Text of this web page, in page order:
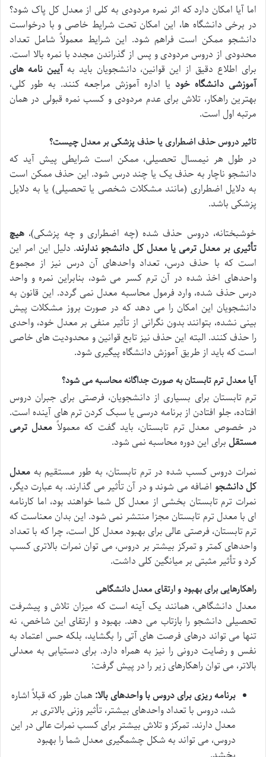
اما آیا امکان دارد که اثر نمره مردودی به کلی از معدل کل پاک شود؟
در برخی دانشگاه ها، این امکان تحت شرایط خاصی و با درخواست
دانشجو ممکن است فراهم شود. این شرایط معمولاً شامل تعداد
محدودی از دروس مردودی و پس از گذراندن مجدد با نمره بالا است.
برای اطلاع دقیق از این قوانین، دانشجویان باید بهآیین نامه های
آموزشی دانشگاه خود یا اداره آموزش مراجعه کنند. به طور کلی،
بهترین راهکار، تلاش برای عدم مردودی و کسب نمره قبولی در همان
مرتبه اول است.
تاثیر دروس حذف اضطراری یا حذف پزشکی بر معدل چیست؟
در طول هر نیمسال تحصیلی، ممکن است شرایطی پیش آید که
دانشجو ناچار به حذف یک یا چند درس شود. این حذف ممکن است
به دلایل اضطراری (مانند مشکلات شخصی یا تحصیلی) یا به دلایل
پزشکی باشد.
خوشبختانه، دروس حذف شده (چه اضطراری و چه پزشکی)، هیچ
تأثیری بر معدل ترمی یا معدل کل دانشجو ندارند. دلیل این امر این
است که با حذف درس، تعداد واحدهای آن درس نیز از مجموع
واحدهای اخذ شده در آن ترم کسر می شود، بنابراین نمره و واحد
درس حذف شده، وارد فرمول محاسبه معدل نمی گردد. این قانون به
دانشجویان این امکان را می دهد که در صورت بروز مشکلات پیش
بینی نشده، بتوانند بدون نگرانی از تأثیر منفی بر معدل خود، واحدی
را حذف کنند. البته این حذف نیز تابع قوانین و محدودیت های خاصی
است که باید از طریق آموزش دانشگاه پیگیری شود.
آیا معدل ترم تابستان به صورت جداگانه محاسبه می شود؟
ترم تابستان برای بسیاری از دانشجویان، فرصتی برای جبران دروس
افتاده، جلو افتادن از برنامه درسی یا سبک کردن ترم های آینده است.
در خصوص معدل ترم تابستان، باید گفت که معمولاً معدل ترمی
مستقل برای این دوره محاسبه نمی شود.
نمرات دروس کسب شده در ترم تابستان، به طور مستقیم به معدل
کل دانشجو اضافه می شوند و در آن تأثیر می گذارند. به عبارت دیگر،
نمرات ترم تابستان بخشی از معدل کل شما خواهند بود، اما کارنامه
ای با معدل ترم تابستان مجزا منتشر نمی شود. این بدان معناست که
ترم تابستان، فرصتی عالی برای بهبود معدل کل است، چرا که با تعداد
واحدهای کمتر و تمرکز بیشتر بر دروس، می توان نمرات بالاتری کسب
کرد و تأثیر مثبتی بر میانگین کلی داشت.
راهکارهایی برای بهبود و ارتقای معدل دانشگاهی
معدل دانشگاهی، همانند یک آینه است که میزان تلاش و پیشرفت
تحصیلی دانشجو را بازتاب می دهد. بهبود و ارتقای این شاخص، نه
تنها می تواند درهای فرصت های آتی را بگشاید، بلکه حس اعتماد به
نفس و رضایت درونی را نیز به همراه دارد. برای دستیابی به معدلی
بالاتر، می توان راهکارهای زیر را در پیش گرفت:
برنامه ریزی برای دروس با واحدهای بالا: همان طور که قبلاً اشاره
شد، دروس با تعداد واحدهای بیشتر، تأثیر وزنی بالاتری بر
معدل دارند. تمرکز و تلاش بیشتر برای کسب نمرات عالی در این
دروس، می تواند به شکل چشمگیری معدل شما را بهبود